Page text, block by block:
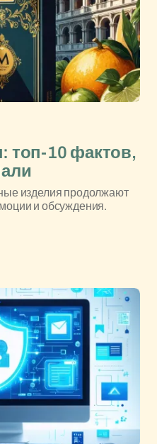
топ-10 фактов,
изделия продолжают
и обсуждения.